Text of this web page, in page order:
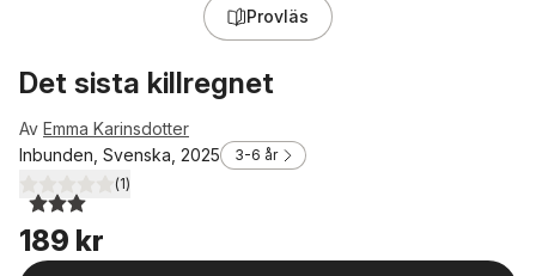
Provläs
Det sista killregnet
Av Emma Karinsdotter
Inbunden, Svenska, 2025
3-6 år
3,0utav 5 stjärnor. Totalt antal röster:
(1)
189 kr